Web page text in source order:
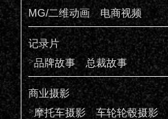
MG/二维动画
电商视频
记录片
>品牌故事 总裁故事
商业摄影
>摩托车摄影 车轮轮毂摄影